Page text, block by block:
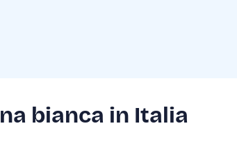
bianca in Italia